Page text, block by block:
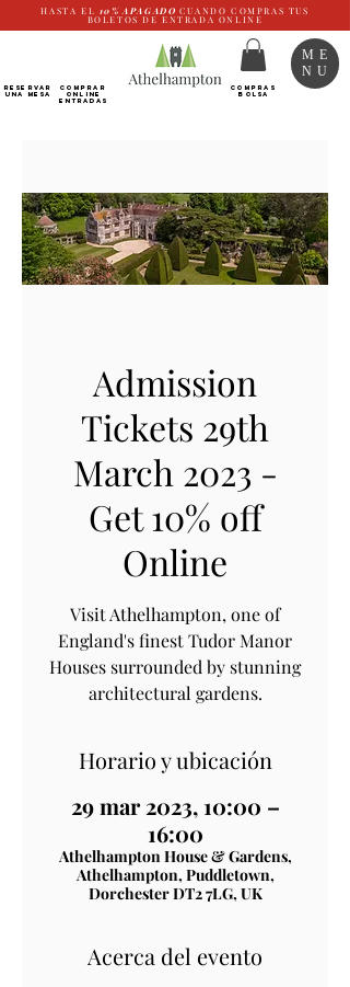
HASTA EL 10% APAGADO CUANDO COMPRAS TUS
BOLETOS DE ENTRADA ONLINE
RESERVAR
UNA MESA
Comprar
ONLINE
Entradas
COMPRAS
BOLSA
ME
NU
Admission
Tickets 29th
March 2023 -
Get 10% off
Online
Visit Athelhampton, one of
England's finest Tudor Manor
Houses surrounded by stunning
architectural gardens.
Horario y ubicación
29 mar 2023, 10:00 –
16:00
Athelhampton House & Gardens,
Athelhampton, Puddletown,
Dorchester DT2 7LG, UK
Acerca del evento